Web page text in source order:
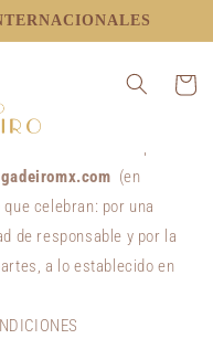
Carrito
(en
que celebran: por una
de responsable y por la
a lo establecido en